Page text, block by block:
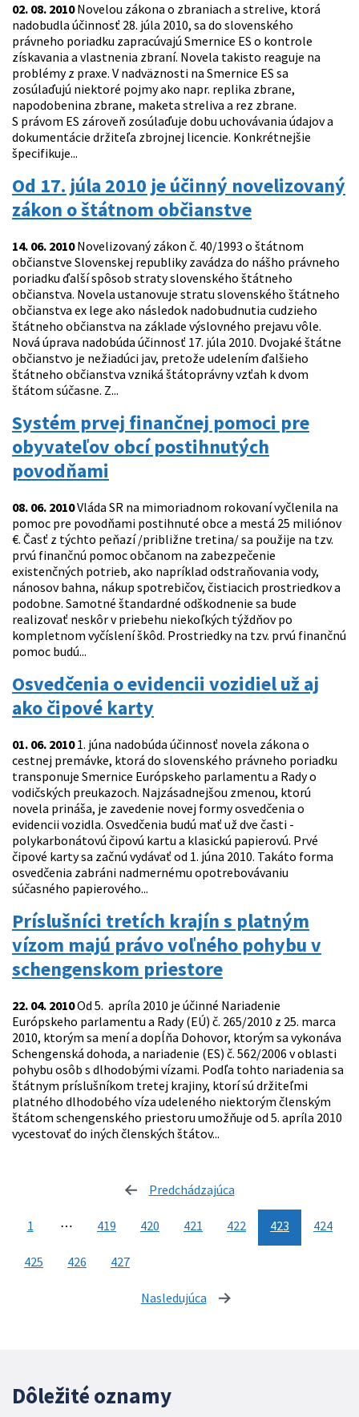
02. 08. 2010Novelou zákona o zbraniach a strelive, ktorá
nadobudla účinnosť 28. júla 2010, sa do slovenského
právneho poriadku zapracúvajú Smernice ES o kontrole
získavania a vlastnenia zbraní. Novela takisto reaguje na
problémy z praxe. V nadväznosti na Smernice ES sa
zosúlaďujú niektoré pojmy ako napr. replika zbrane,
napodobenina zbrane, maketa streliva a rez zbrane.
S právom ES zároveň zosúlaďuje dobu uchovávania údajov a
dokumentácie držiteľa zbrojnej licencie. Konkrétnejšie
špecifikuje...
Od 17. júla 2010 je účinný novelizovaný
zákon o štátnom občianstve
14. 06. 2010Novelizovaný zákon č. 40/1993 o štátnom
občianstve Slovenskej republiky zavádza do nášho právneho
poriadku ďalší spôsob straty slovenského štátneho
občianstva. Novela ustanovuje stratu slovenského štátneho
občianstva ex lege ako následok nadobudnutia cudzieho
štátneho občianstva na základe výslovného prejavu vôle.
Nová úprava nadobúda účinnosť 17. júla 2010. Dvojaké štátne
občianstvo je nežiadúci jav, pretože udelením ďalšieho
štátneho občianstva vzniká štátoprávny vzťah k dvom
štátom súčasne. Z...
Systém prvej finančnej pomoci pre
obyvateľov obcí postihnutých
povodňami
08. 06. 2010Vláda SR na mimoriadnom rokovaní vyčlenila na
pomoc pre povodňami postihnuté obce a mestá 25 miliónov
€. Časť z týchto peňazí /približne tretina/ sa použije na tzv.
prvú finančnú pomoc občanom na zabezpečenie
existenčných potrieb, ako napríklad odstraňovania vody,
nánosov bahna, nákup spotrebičov, čistiacich prostriedkov a
podobne. Samotné štandardné odškodnenie sa bude
realizovať neskôr v priebehu niekoľkých týždňov po
kompletnom vyčíslení škôd. Prostriedky na tzv. prvú finančnú
pomoc budú...
Osvedčenia o evidencii vozidiel už aj
ako čipové karty
01. 06. 20101. júna nadobúda účinnosť novela zákona o
cestnej premávke, ktorá do slovenského právneho poriadku
transponuje Smernice Európskeho parlamentu a Rady o
vodičských preukazoch. Najzásadnejšou zmenou, ktorú
novela prináša, je zavedenie novej formy osvedčenia o
evidencii vozidla. Osvedčenia budú mať už dve časti -
polykarbonátovú čipovú kartu a klasickú papierovú. Prvé
čipové karty sa začnú vydávať od 1. júna 2010. Takáto forma
osvedčenia zabráni nadmernému opotrebovávaniu
súčasného papierového...
Príslušníci tretích krajín s platným
vízom majú právo voľného pohybu v
schengenskom priestore
22. 04. 2010Od 5. apríla 2010 je účinné Nariadenie
Európskeho parlamentu a Rady (EÚ) č. 265/2010 z 25. marca
2010, ktorým sa mení a dopĺňa Dohovor, ktorým sa vykonáva
Schengenská dohoda, a nariadenie (ES) č. 562/2006 v oblasti
pohybu osôb s dlhodobými vízami. Podľa tohto nariadenia sa
štátnym príslušníkom tretej krajiny, ktorí sú držiteľmi
platného dlhodobého víza udeleného niektorým členským
štátom schengenského priestoru umožňuje od 5. apríla 2010
vycestovať do iných členských štátov...
Predchádzajúca
1 ⋯ 419 420 421 422 423 424
425 426 427
Nasledujúca stránka
Dôležité oznamy